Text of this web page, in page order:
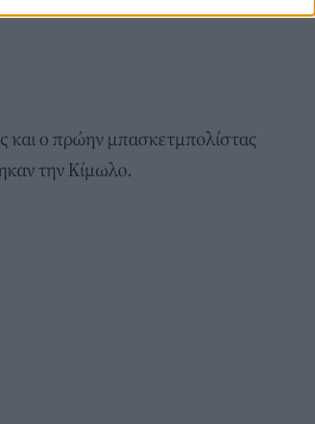
ο πρώην μπασκετμπολίστας
την Κίμωλο.